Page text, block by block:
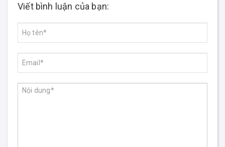
Viết bình luận của bạn: